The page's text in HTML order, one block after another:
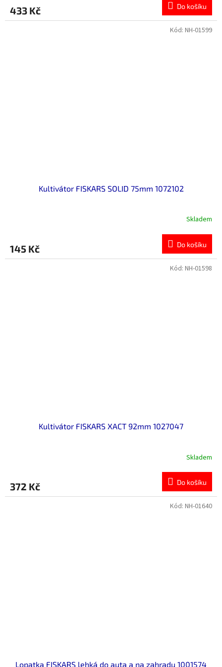
433 Kč Do košíku
Kultivátor FISKARS SOLID 75mm 1072102
Skladem
145 Kč Do košíku
Kód: NH-01599
Kultivátor FISKARS XACT 92mm 1027047
Skladem
372 Kč Do košíku
Kód: NH-01598
Lopatka FISKARS lehká do auta a na zahradu 1001574
Kód: NH-01640